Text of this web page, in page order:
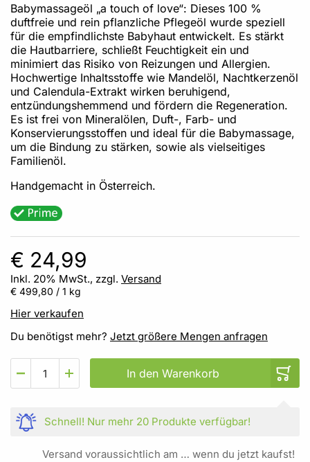
Babymassageöl „a touch of love“: Dieses 100 %
duftfreie und rein pflanzliche Pflegeöl wurde speziell
für die empfindlichste Babyhaut entwickelt. Es stärkt
die Hautbarriere, schließt Feuchtigkeit ein und
minimiert das Risiko von Reizungen und Allergien.
Hochwertige Inhaltsstoffe wie Mandelöl, Nachtkerzenöl
und Calendula-Extrakt wirken beruhigend,
entzündungshemmend und fördern die Regeneration.
Es ist frei von Mineralölen, Duft-, Farb- und
Konservierungsstoffen und ideal für die Babymassage,
um die Bindung zu stärken, sowie als vielseitiges
Familienöl.
Handgemacht in Österreich.
€ 24,99
Inkl. 20% MwSt., zzgl. Versand
€ 499,80 / 1 kg
Hier verkaufen
Du benötigst mehr? Jetzt größere Mengen anfragen
In den Warenkorb
Schnell! Nur mehr 20 Produkte verfügbar!
Versand voraussichtlich am … wenn du jetzt kaufst!